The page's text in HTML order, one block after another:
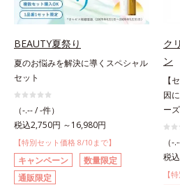
BEAUTY夏祭り
夏のお悩みを解決に導くスペシャル
セット
（-.-- / -件）
税込2,750円 ～16,980円
【特別セット価格 8/10まで】
キャンペーン
数量限定
通販限定
ク
ン
【
因
ーズ
（-
税
【